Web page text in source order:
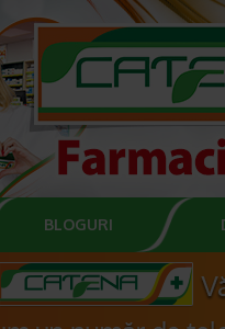
BLOGURI